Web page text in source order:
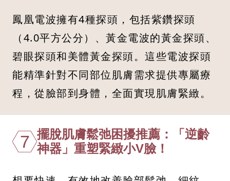
鳳凰電波擁有4種探頭，包括紫鑽探頭
（4.0平方公分）、黃金電波的黃金探頭、
碧眼探頭和美體黃金探頭。這些電波探頭
能精準針對不同部位肌膚需求提供專屬療
程，從臉部到身體，全面實現肌膚緊緻。
7 擺脫肌膚鬆弛困擾推薦：「逆齡
神器」重塑緊緻小V臉！